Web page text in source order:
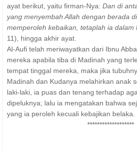
ayat berikut, yaitu firman-Nya: Dan di
yang menyembah Allah dengan berada
memperoleh kebaikan, tetaplah ia dalam
11), hingga akhir ayat.
Al-Aufi telah meriwayatkan dari Ibnu
mereka apabila tiba di Madinah yang
tempat tinggal mereka, maka jika
Madinah dan Kudanya melahirkan anak
laki-laki, ia puas dan tenang terhadap
dipeluknya; lalu ia mengatakan bahwa
yang ia peroleh kecuali kebajikan belaka.
*******************